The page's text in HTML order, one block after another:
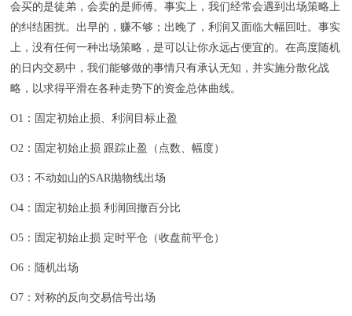
会买的是徒弟，会卖的是师傅。事实上，我们经常会遇到出场策略上
的纠结困扰。出早的，赚不够；出晚了，利润又面临大幅回吐。事实
上，没有任何一种出场策略，是可以让你永远占便宜的。在高度随机
的日内交易中，我们能够做的事情只有承认无知，并实施分散化战
略，以求得平滑在各种走势下的资金总体曲线。
O1：固定初始止损、利润目标止盈
O2：固定初始止损 跟踪止盈（点数、幅度）
O3：不动如山的SAR抛物线出场
O4：固定初始止损 利润回撤百分比
O5：固定初始止损 定时平仓（收盘前平仓）
O6：随机出场
O7：对称的反向交易信号出场